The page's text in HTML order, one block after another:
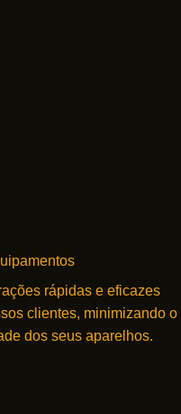
rápidas e eficazes
clientes, minimizando o
dos seus aparelhos.